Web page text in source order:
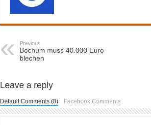
Previous
Bochum muss 40.000 Euro
blechen
Leave a reply
Default Comments (0) Facebook Comments